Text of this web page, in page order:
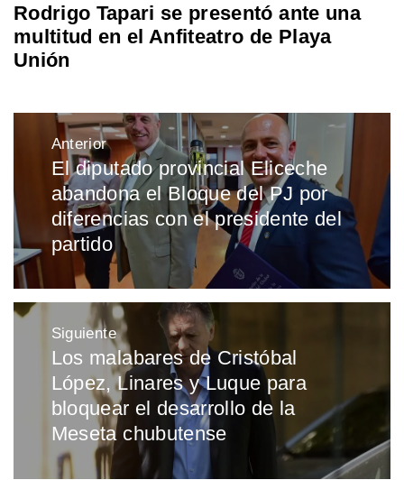
Rodrigo Tapari se presentó ante una
multitud en el Anfiteatro de Playa
Unión
Navegación
entradas
Anterior
Entrada
anterior:
El diputado provincial Eliceche
abandona el Bloque del PJ por
diferencias con el presidente del
partido
Siguiente
Entrada
siguiente:
Los malabares de Cristóbal
López, Linares y Luque para
bloquear el desarrollo de la
Meseta chubutense